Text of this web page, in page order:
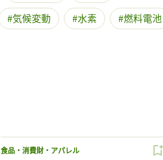
気候変動 水素 燃料電池
食品・消費財・アパレル